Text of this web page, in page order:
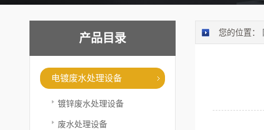
产品目录
电镀废水处理设备
镀锌废水处理设备
废水处理设备
您的位置：